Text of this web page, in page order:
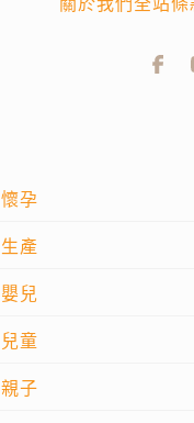
懷孕
生產
嬰兒
兒童
親子